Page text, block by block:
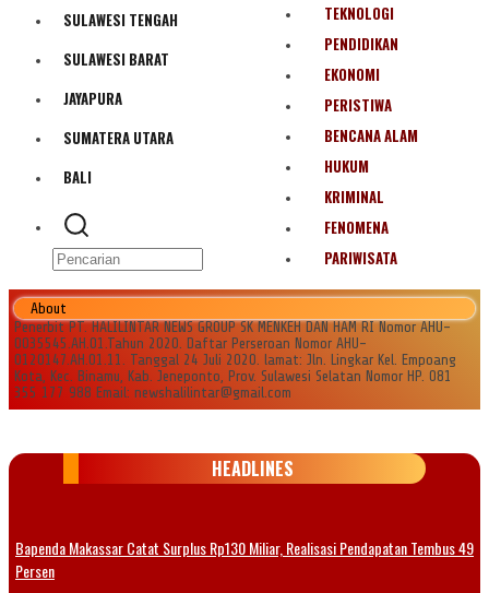
Olahraga
Bencana Alam
SULAWESI TENGAH
SULAWESI BARAT
JAYAPURA
SUMATERA UTARA
BALI
TEKNOLOGI
PENDIDIKAN
EKONOMI
PERISTIWA
BENCANA ALAM
HUKUM
KRIMINAL
FENOMENA
PARIWISATA
About
Penerbit PT. HALILINTAR NEWS GROUP SK MENKEH DAN HAM RI Nomor AHU-
0035545.AH.01.Tahun 2020. Daftar Perseroan Nomor AHU-
0120147.AH.01.11. Tanggal 24 Juli 2020. lamat: Jln. Lingkar Kel. Empoang
Kota, Kec. Binamu, Kab. Jeneponto, Prov. Sulawesi Selatan Nomor HP. 081
355 177 988 Email: newshalilintar@gmail.com
HEADLINES
Bapenda Makassar Catat Surplus Rp130 Miliar, Realisasi Pendapatan Tembus 49
Persen